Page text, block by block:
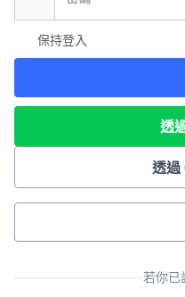
保持登入
透
透過
若你已